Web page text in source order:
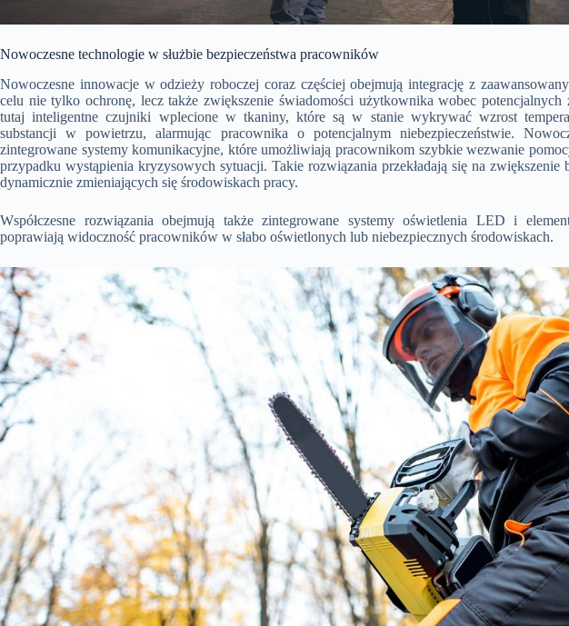
Nowoczesne technologie w służbie bezpieczeństwa pracowników
Nowoczesne innowacje w odzieży roboczej coraz częściej obejmują integrację z
celu nie tylko ochronę, lecz także zwiększenie świadomości użytkownika wobec potencjalnych
tutaj inteligentne czujniki wplecione w tkaniny, które są w stanie wykrywać wzrost
substancji w powietrzu, alarmując pracownika o potencjalnym niebezpieczeństwie.
zintegrowane systemy komunikacyjne, które umożliwiają pracownikom szybkie wezwanie
przypadku wystąpienia kryzysowych sytuacji. Takie rozwiązania przekładają się na
dynamicznie zmieniających się środowiskach pracy.
Współczesne rozwiązania obejmują także zintegrowane systemy oświetlenia LED i
poprawiają widoczność pracowników w słabo oświetlonych lub niebezpiecznych środowiskach.